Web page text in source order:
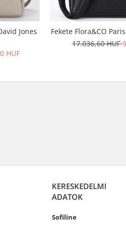
Jones
HUF
Fekete Flora&CO
17.036,60 HUF
KERESKEDELMI
ADATOK
Sofiline